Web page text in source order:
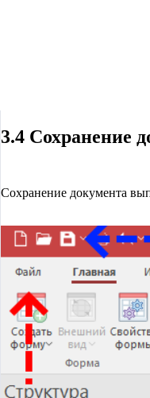
3.4 Сохранение
Сохранение документа